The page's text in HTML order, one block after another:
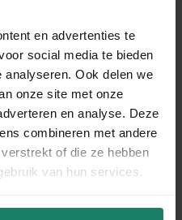
en advertenties te
social media te bieden
Ook delen we
onze site met onze
en analyse. Deze
combineren met andere
of die ze hebben
van hun services.